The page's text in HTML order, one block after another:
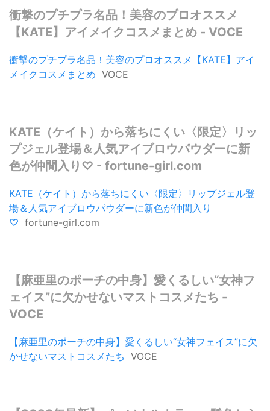
衝撃のプチプラ名品！美容のプロオススメ
【KATE】アイメイクコスメまとめ - VOCE
衝撃のプチプラ名品！美容のプロオススメ【KATE】アイ
メイクコスメまとめ VOCE
KATE（ケイト）から落ちにくい〈限定〉リッ
プジェル登場＆人気アイブロウパウダーに新
色が仲間入り♡ - fortune-girl.com
KATE（ケイト）から落ちにくい〈限定〉リップジェル登
場＆人気アイブロウパウダーに新色が仲間入り
♡ fortune-girl.com
【麻亜里のポーチの中身】愛くるしい“女神フ
ェイス”に欠かせないマストコスメたち -
VOCE
【麻亜里のポーチの中身】愛くるしい“女神フェイス”に欠
かせないマストコスメたち VOCE